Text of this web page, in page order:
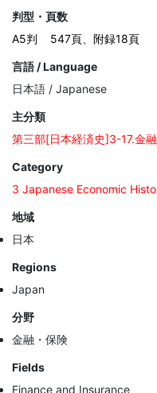
判型・頁数
A5判
547頁、附録18頁
言語 / Language
日本語 / Japanese
主分類
第三部[日本経済史]3-17.金
Category
3 Japanese Economic
地域
日本
Regions
Japan
分野
金融・保険
Fields
Finance and Insurance